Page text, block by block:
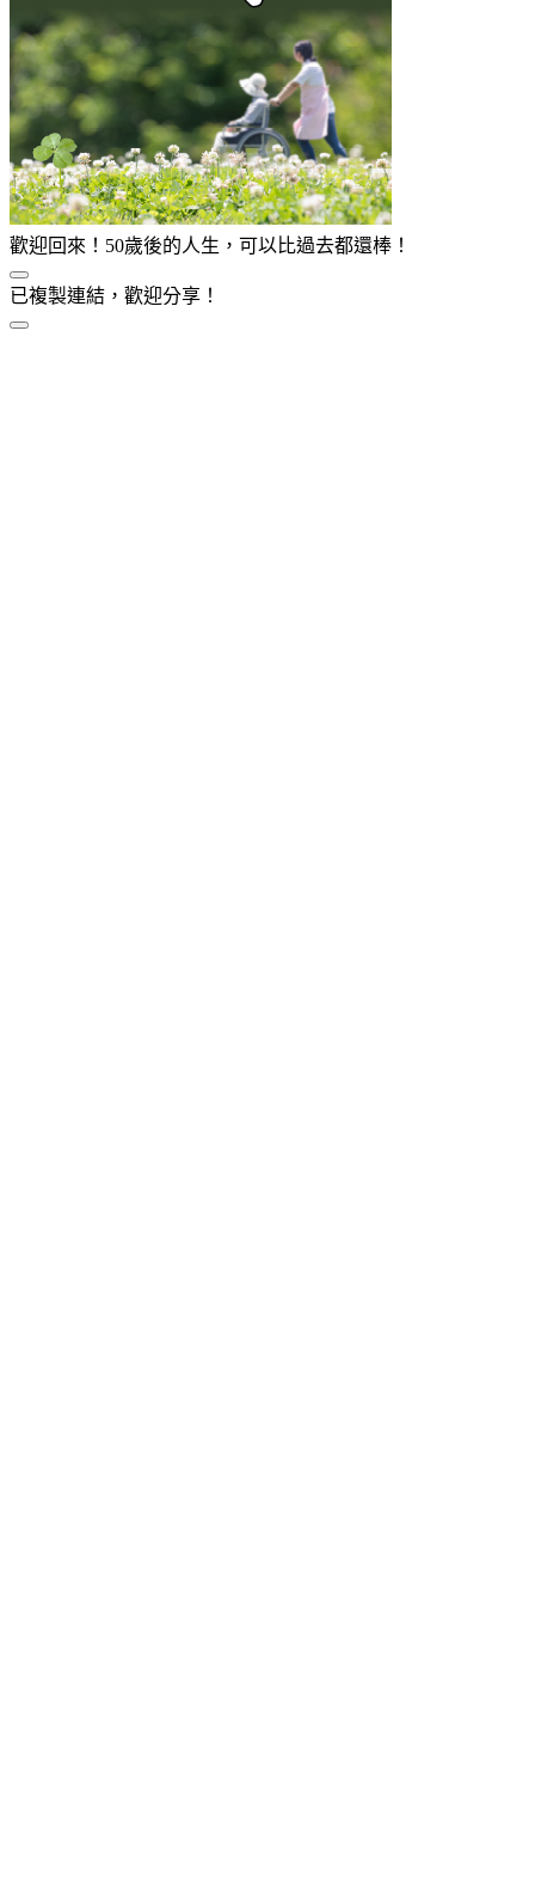
歡迎回來！50歲後的人生，可以比過去都還棒！
已複製連結，歡迎分享！